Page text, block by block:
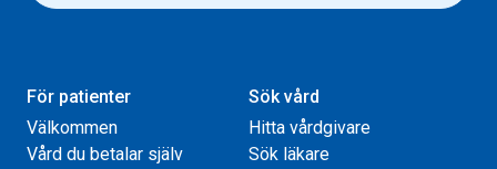
För patienter
Välkommen
Vård du betalar själv
Sök vård
Hitta vårdgivare
Sök läkare